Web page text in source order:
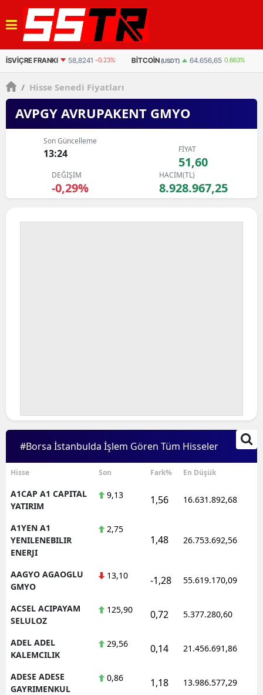
BITCOIN(USDT) 64.656,65 0.663% BITCOIN(TL) 3.072.914 0.827%
/ Hisse Senedi Fiyatları
AVPGY AVRUPAKENT GMYO
Son Güncelleme
13:24 FİYAT
51,60
DEĞİŞİM
-0,29%
HACİM(TL)
8.928.967,25
#Borsa İstanbulda İşlem Gören Tüm Hisseler
Hisse Son Fark% En Düşük
A1CAP A1 CAPITAL
YATIRIM
9,13 1,56 16.631.892,68
A1YEN A1
YENILENEBILIR
ENERJI
2,75
1,48 26.753.692,56
AAGYO AGAOGLU
GMYO
13,10 -1,28 55.619.170,09
ACSEL ACIPAYAM
SELULOZ
125,90 0,72 5.377.280,60
ADEL ADEL
KALEMCILIK
29,56 0,14 21.456.691,86
ADESE ADESE
GAYRIMENKUL
0,86 1,18 13.986.577,29